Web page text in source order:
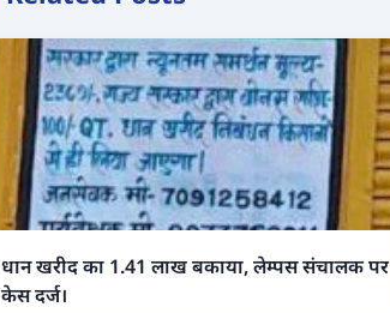
धान खरीद का 1.41 लाख बकाया, लेम्पस संचालक पर
केस दर्ज।